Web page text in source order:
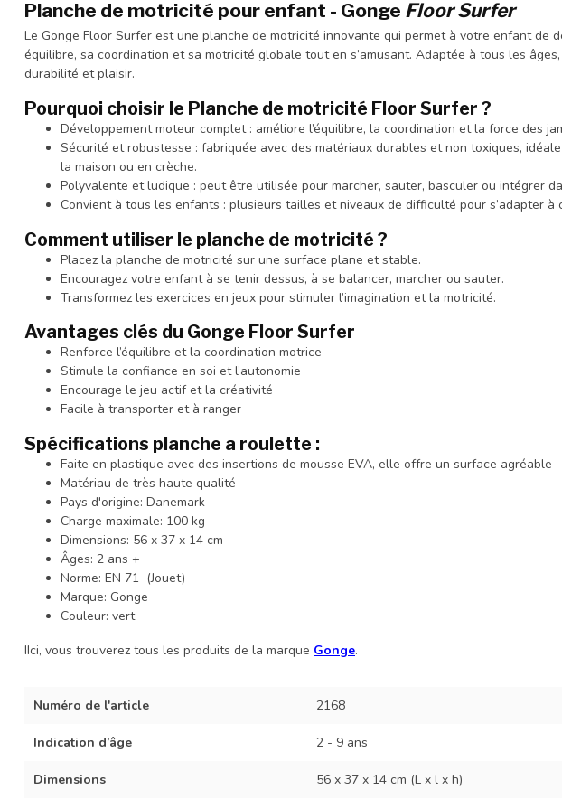
Planche de motricité pour enfant - Gonge Floor Surfer
Le Gonge Floor Surfer est une planche de motricité innovante qui permet à votre enfant de
équilibre, sa coordination et sa motricité globale tout en s’amusant. Adaptée à tous les
durabilité et plaisir.
Pourquoi choisir le Planche de motricité Floor Surfer ?
Développement moteur complet : améliore l’équilibre, la coordination et la force des
Sécurité et robustesse : fabriquée avec des matériaux durables et non toxiques,
la maison ou en crèche.
Polyvalente et ludique : peut être utilisée pour marcher, sauter, basculer ou intégrer
Convient à tous les enfants : plusieurs tailles et niveaux de difficulté pour s’adapter à
Comment utiliser le planche de motricité ?
Placez la planche de motricité sur une surface plane et stable.
Encouragez votre enfant à se tenir dessus, à se balancer, marcher ou sauter.
Transformez les exercices en jeux pour stimuler l’imagination et la motricité.
Avantages clés du Gonge Floor Surfer
Renforce l’équilibre et la coordination motrice
Stimule la confiance en soi et l’autonomie
Encourage le jeu actif et la créativité
Facile à transporter et à ranger
Spécifications planche a roulette :
Faite en plastique avec des insertions de mousse EVA, elle offre un surface agréable
Matériau de très haute qualité
Pays d'origine: Danemark
Charge maximale: 100 kg
Dimensions: 56 x 37 x 14 cm
Âges: 2 ans +
Norme: EN 71 (Jouet)
Marque: Gonge
Couleur: vert
IIci, vous trouverez tous les produits de la marque Gonge.
Numéro de l'article 2168
Indication d’âge 2 - 9 ans
Dimensions 56 x 37 x 14 cm (L x l x h)